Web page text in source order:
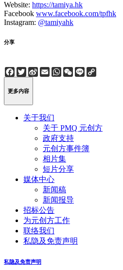
Website: https://tamiya.hk
Facebook www.facebook.com/tpfhk
Instagram: @tamiyahk
分享
Facebook
Twitter
Sina
Weibo
EmailWhatsApp
WeChat
Line
更多内容
关于我们
关于 PMQ 元创方
政府支持
元创方事件簿
相片集
短片分享
媒体中心
新闻稿
新闻报导
招标公告
为元创方工作
联络我们
私隐及免责声明
私隐及免责声明